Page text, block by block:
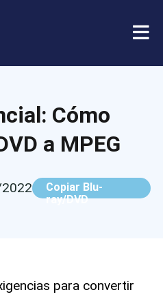
Cómo
a MPEG
Copiar Blu-
ray/DVD
para convertir